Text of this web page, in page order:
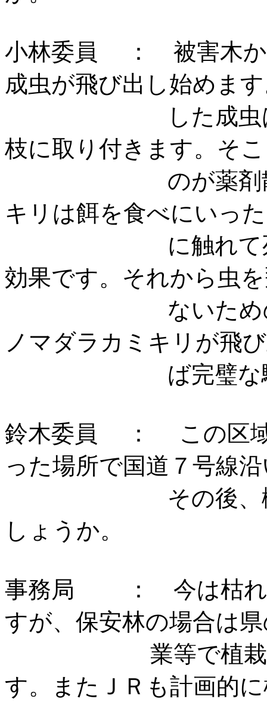
小林委員 ： 被害木か
成虫が飛び出し始めま
した成虫は餌を
枝に取り付きます。そ
のが薬剤散布で
キリは餌を食べにいっ
に触れて死にま
効果です。それから虫
ないための伐倒
ノマダラカミキリが飛
ば完璧な駆除
鈴木委員 ： この区域
った場所で国道７号線
その後、樹種転
しょう
事務局 ： 今は枯れ
すが、保安林の場合は
業等で植栽して
す。またＪＲも計画的